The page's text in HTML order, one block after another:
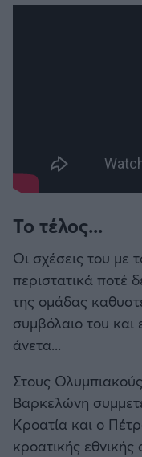
Το τέλος...
Οι σχέσεις του με
περιστατικά ποτέ
της ομάδας
συμβόλαιο του και
άνετα...
Στους
Βαρκελώνη
Κροατία και ο
κροατικής